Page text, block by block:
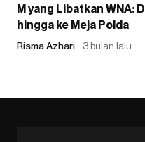
M yang Libatkan WNA:
hingga ke Meja Polda
Risma Azhari 3 bulan lalu